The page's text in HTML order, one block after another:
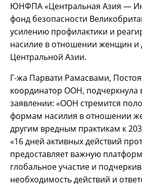
ЮНФПА «Центральная Азия —
фонд безопасности
усилению профилактики и
насилие в отношении женщин и
Центральной Азии.
Г-жа Парвати Рамасвами,
координатор ООН, подчеркнула
заявлении: «ООН стремится
формам насилия в отношении
другим вредным практикам к
«16 дней активных действий
предоставляет важную
глобальное участие и
необходимость действий и